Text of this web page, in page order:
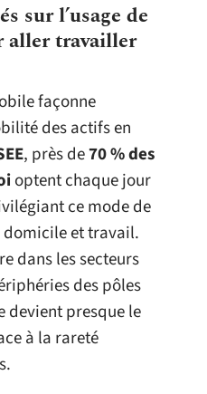
sur l’usage de
aller travailler
façonne
des actifs en
, près de70 % des
optent chaque jour
ce mode de
et travail.
dans les secteurs
des pôles
devient presque le
à la rareté